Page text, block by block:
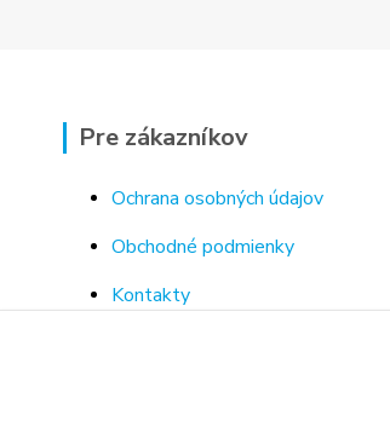
Pre zákazníkov
Ochrana osobných údajov
Obchodné podmienky
Kontakty